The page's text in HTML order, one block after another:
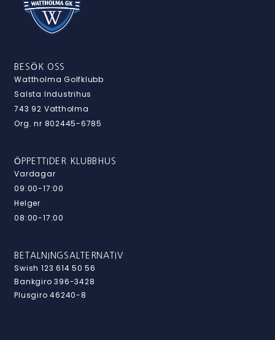
BESÖK OSS
Wattholma Golfklubb
Salsta Industrihus
743 92 Vattholma
Org. nr 802445-6785
ÖPPETTIDER KLUBBHUS
Vardagar
09:00-17:00
Helger
08:00-17:00
BETALNINGSALTERNATIV
Swish 123 614 50 56
Bankgiro 396-3428
Plusgiro 46240-8